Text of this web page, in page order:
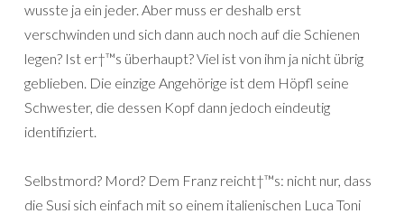
wusste ja ein jeder. Aber muss er deshalb erst
verschwinden und sich dann auch noch auf die Schienen
legen? Ist er†™s überhaupt? Viel ist von ihm ja nicht übrig
geblieben. Die einzige Angehörige ist dem Höpfl seine
Schwester, die dessen Kopf dann jedoch eindeutig
identifiziert.
Selbstmord? Mord? Dem Franz reicht†™s: nicht nur, dass
die Susi sich einfach mit so einem italienischen Luca Toni